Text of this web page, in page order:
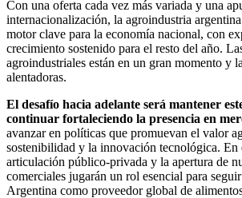
Con una oferta cada vez más variada y una
internacionalización, la agroindustria
motor clave para la economía nacional, con
crecimiento sostenido para el resto del año.
agroindustriales están en un gran momento y
alentadoras.
El desafío hacia adelante será mantener
continuar fortaleciendo la presencia en
avanzar en políticas que promuevan el valor
sostenibilidad y la innovación tecnológica. En
articulación público-privada y la apertura de
comerciales jugarán un rol esencial para
Argentina como proveedor global de